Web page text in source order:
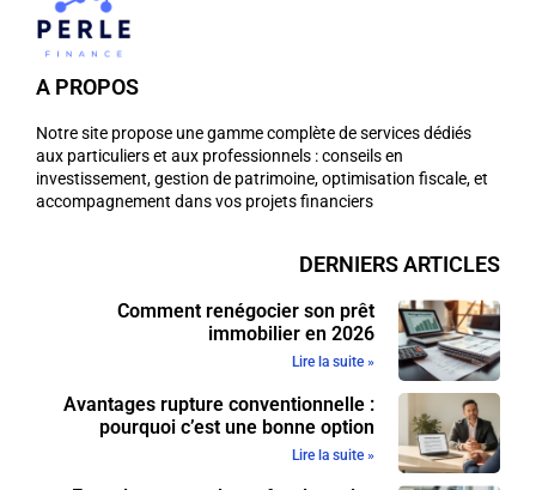
A PROPOS
Notre site propose une gamme complète de services dédiés
aux particuliers et aux professionnels : conseils en
investissement, gestion de patrimoine, optimisation fiscale, et
accompagnement dans vos projets financiers
DERNIERS ARTICLES
Comment renégocier son prêt
immobilier en 2026
Lire la suite »
Avantages rupture conventionnelle :
pourquoi c’est une bonne option
Lire la suite »